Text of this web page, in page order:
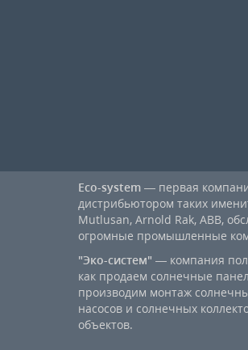
Eco-system — первая
дистрибьютором таких
Mutlusan, Arnold Rak, ABB,
огромные промышленные
"Эко-систем" — компания
как продаем солнечные
производим монтаж
насосов и солнечных
объектов.